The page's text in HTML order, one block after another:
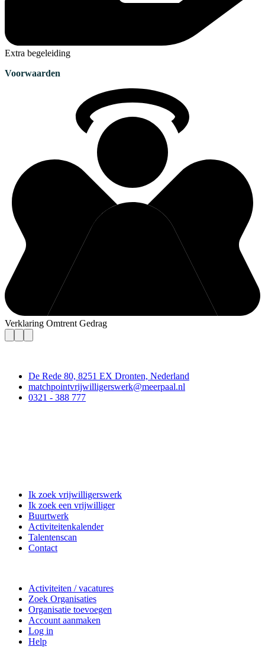
Extra begeleiding
Voorwaarden
Verklaring Omtrent Gedrag
De Rede 80, 8251 EX Dronten, Nederland
matchpointvrijwilligerswerk@meerpaal.nl
0321 - 388 777
Ik zoek vrijwilligerswerk
Ik zoek een vrijwilliger
Buurtwerk
Activiteitenkalender
Talentenscan
Contact
Activiteiten / vacatures
Zoek Organisaties
Organisatie toevoegen
Account aanmaken
Log in
Help